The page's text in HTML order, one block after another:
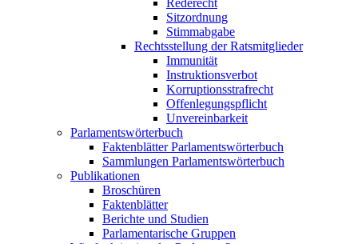
Rederecht
Sitzordnung
Stimmabgabe
Rechtsstellung der Ratsmitglieder
Immunität
Instruktionsverbot
Korruptionsstrafrecht
Offenlegungspflicht
Unvereinbarkeit
Parlamentswörterbuch
Faktenblätter Parlamentswörterbuch
Sammlungen Parlamentswörterbuch
Publikationen
Broschüren
Faktenblätter
Berichte und Studien
Parlamentarische Gruppen